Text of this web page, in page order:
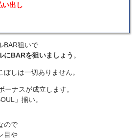
い出し
BAR狙いで
にBARを狙いましょう 。
しは一切ありません。
ーナスが成立します。
」揃い。
ので
目や